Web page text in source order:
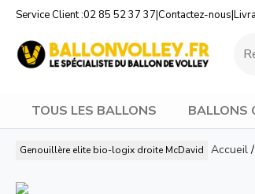
Service Client :02 85 52 37 37|Contactez-nous|
TOUS LES BALLONS BALLONS
Genouillère elite bio-logix droite McDavid Accueil /